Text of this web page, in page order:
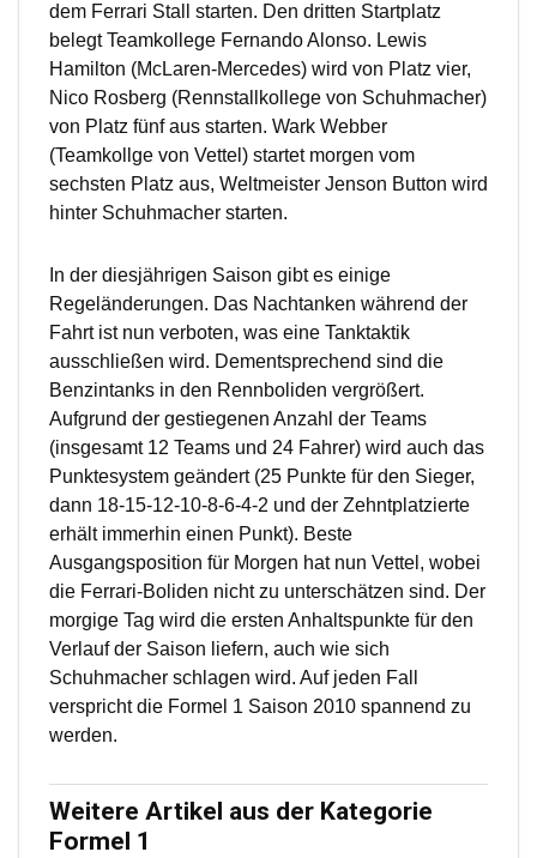
dem Ferrari Stall starten. Den dritten Startplatz
belegt Teamkollege Fernando Alonso. Lewis
Hamilton (McLaren-Mercedes) wird von Platz vier,
Nico Rosberg (Rennstallkollege von Schuhmacher)
von Platz fünf aus starten. Wark Webber
(Teamkollge von Vettel) startet morgen vom
sechsten Platz aus, Weltmeister Jenson Button wird
hinter Schuhmacher starten.
In der diesjährigen Saison gibt es einige
Regeländerungen. Das Nachtanken während der
Fahrt ist nun verboten, was eine Tanktaktik
ausschließen wird. Dementsprechend sind die
Benzintanks in den Rennboliden vergrößert.
Aufgrund der gestiegenen Anzahl der Teams
(insgesamt 12 Teams und 24 Fahrer) wird auch das
Punktesystem geändert (25 Punkte für den Sieger,
dann 18-15-12-10-8-6-4-2 und der Zehntplatzierte
erhält immerhin einen Punkt). Beste
Ausgangsposition für Morgen hat nun Vettel, wobei
die Ferrari-Boliden nicht zu unterschätzen sind. Der
morgige Tag wird die ersten Anhaltspunkte für den
Verlauf der Saison liefern, auch wie sich
Schuhmacher schlagen wird. Auf jeden Fall
verspricht die Formel 1 Saison 2010 spannend zu
werden.
Weitere Artikel aus der Kategorie
Formel 1